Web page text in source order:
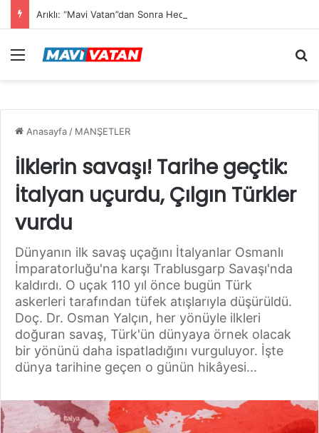
Arıklı: “Mavi Vatan”dan Sonra Hedef “Siber Vatan”
Menü
Anasayfa / MANŞETLER
İlklerin savaşı! Tarihe geçtik:
İtalyan uçurdu, Çılgın Türkler
vurdu
Dünyanın ilk savaş uçağını İtalyanlar Osmanlı
İmparatorluğu'na karşı Trablusgarp Savaşı'nda
kaldırdı. O uçak 110 yıl önce bugün Türk
askerleri tarafından tüfek atışlarıyla düşürüldü.
Doç. Dr. Osman Yalçın, her yönüyle ilkleri
doğuran savaş, Türk'ün dünyaya örnek olacak
bir yönünü daha ispatladığını vurguluyor. İşte
dünya tarihine geçen o günün hikâyesi...